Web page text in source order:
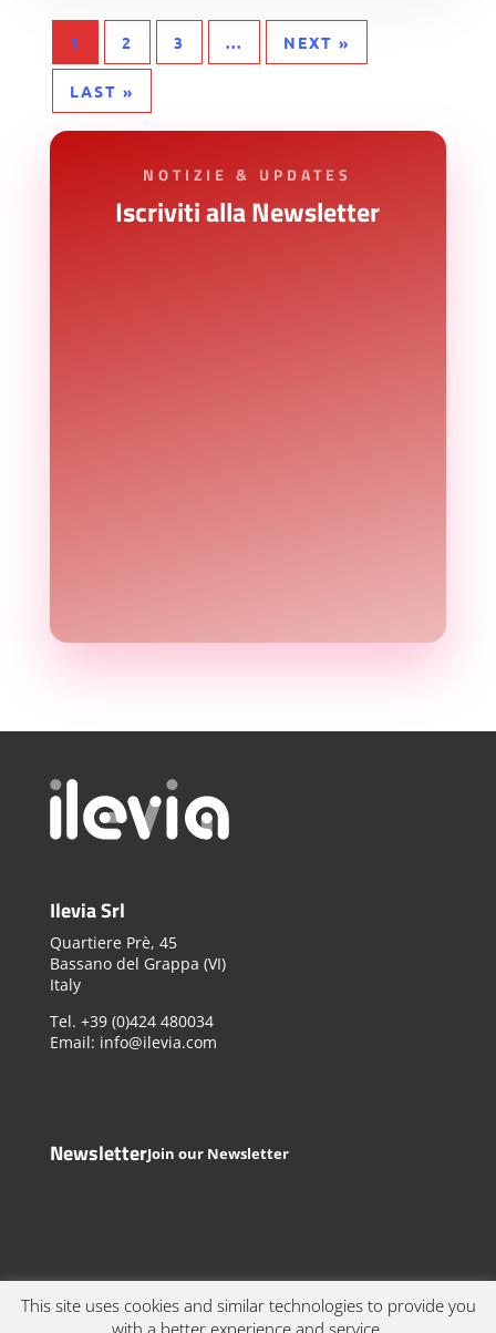
1 2 3 ... NEXT »
LAST »
NOTIZIE & UPDATES
Iscriviti alla Newsletter
Ilevia Srl
Quartiere Prè, 45
Bassano del Grappa (VI)
Italy
Tel. +39 (0)424 480034
Email: info@ilevia.com
NewsletterJoin our Newsletter
This site uses cookies and similar technologies to provide you
with a better experience and service.